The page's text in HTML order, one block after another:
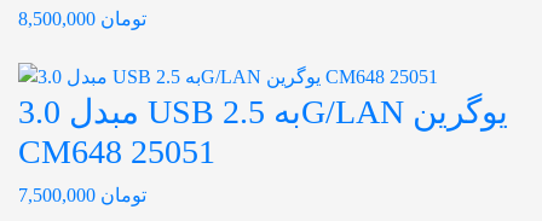
8,500,000 تومان
مبدل 3.0 USB به 2.5G/LAN یوگرین
CM648 25051
7,500,000 تومان